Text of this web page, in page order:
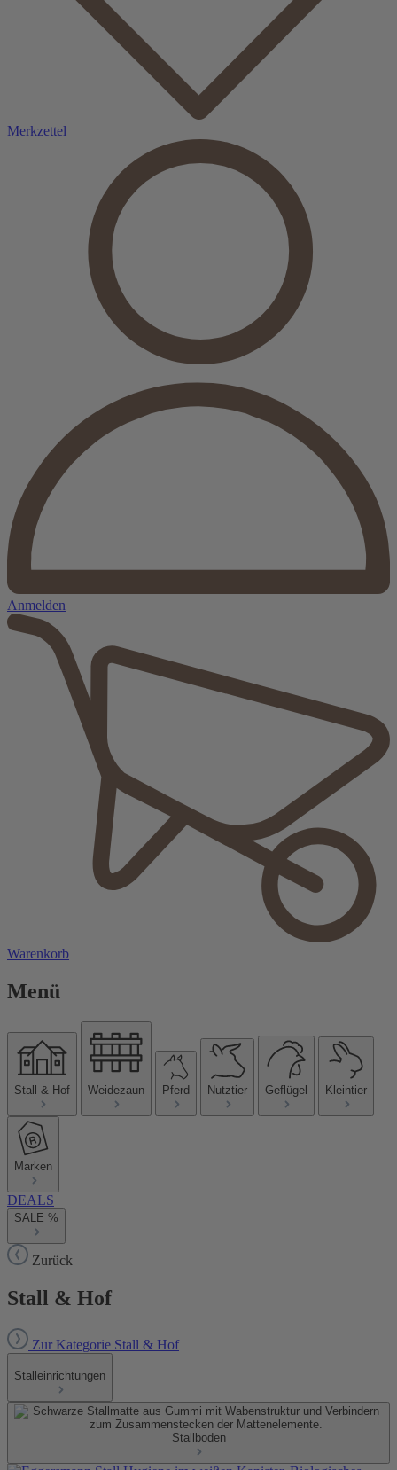
Merkzettel
Anmelden
Warenkorb
Menü
Stall & Hof Weidezaun Pferd Nutztier Geflügel Kleintier
Marken
DEALS
SALE %
Zurück
Stall & Hof
Zur Kategorie Stall & Hof
Stalleinrichtungen
Stallboden